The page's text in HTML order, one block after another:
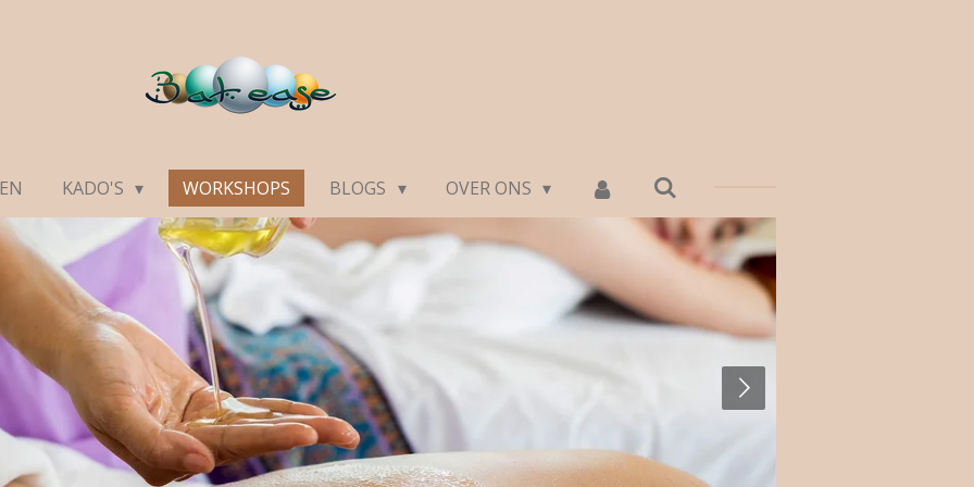
KADO'S WORKSHOPS BLOGS OVER ONS